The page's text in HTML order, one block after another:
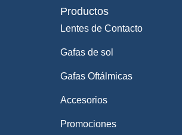
Productos
Lentes de Contacto
Gafas de sol
Gafas Oftálmicas
Accesorios
Promociones